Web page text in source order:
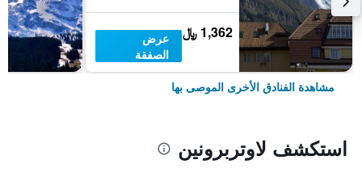
1,362 ﷼
عرض
الصفقة
مشاهدة الفنادق الأخرى الموصى بها
استكشف لاوتربرونين